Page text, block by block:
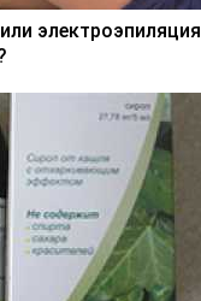
электроэпиляция